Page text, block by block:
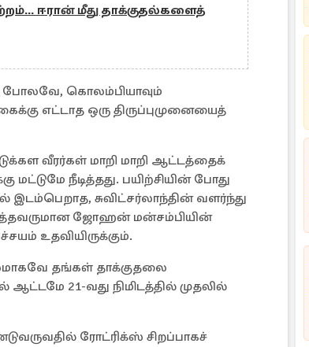
ஈரான் மீது தாக்குதல்களைத்
போலவே, கொலம்பியாவும்
எட்டாத ஒரு திருப்புமுனையைத்
வீரர்கள் மாறி மாறி ஆட்டத்தைக்
மட்டுமே நீடித்தது. பயிற்சியின் போது
சுவிட்சர்லாந்தின் வளர்ந்து
ஜோஹன் மன்சம்பியின்
உதவியிருக்கும்.
தங்கள் தாக்குதலை
21-வது நிமிடத்தில் முதலில்
ரோட்ரிக்ஸ் சிறப்பாகச்